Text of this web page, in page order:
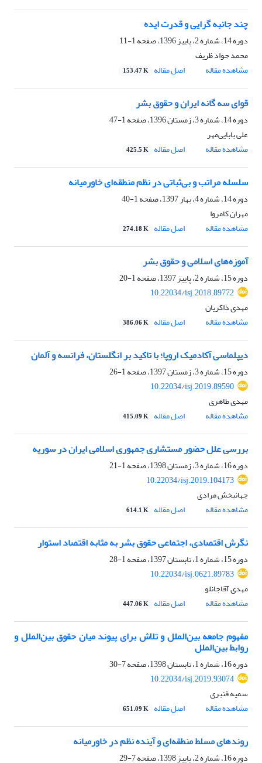
چند جانبه گرایی و قدرت ایده
دوره 14، شماره 2، پاییز 1396، صفحه
1-11
محمد جواد ظریف
مشاهده مقاله
اصل مقاله 153.47 K
قوای سه گانه ایران و حقوق بشر
دوره 14، شماره 3، زمستان 1396، صفحه
1-47
علی بابایی‌مهر‌
مشاهده مقاله
اصل مقاله 425.5 K
سلسله مراتب و بی‌ثباتی در نظم منطقه‌ای خاورمیانه
دوره 14، شماره 4، بهار 1397، صفحه
1-40
مهران کامروا
مشاهده مقاله
اصل مقاله 274.18 K
آموزه‌های اسلامی و حقوق بشر
دوره 15، شماره 2، پاییز 1397، صفحه
1-20
10.22034/isj.2018.89772
مهدی ذاکریان
مشاهده مقاله
اصل مقاله 386.06 K
دیپلماسی آکادمیک اروپا؛ با تاکید بر انگلستان، فرانسه و آلمان
دوره 15، شماره 3، زمستان 1397، صفحه
1-26
10.22034/isj.2019.89590
مهدی طاهری
مشاهده مقاله
اصل مقاله 415.09 K
بررسی علل حضور مستشاری جمهوری اسلامی ایران در سوریه
دوره 16، شماره 3، زمستان 1398، صفحه
1-21
10.22034/isj.2019.104173
جهانبخش مرادی
مشاهده مقاله
اصل مقاله 614.1 K
نگرش اقتصادی، اجتماعی حقوق بشر به مثابه اقتصاد استوار
دوره 15، شماره 1، تابستان 1397، صفحه
1-28
10.22034/isj.0621.89783
مهدی آقاجانلو
مشاهده مقاله
اصل مقاله 447.06 K
مفهوم جامعه بین‏‌الملل و تلاش برای پیوند میان حقوق بین‏‌الملل و
روابط بین‌الملل
دوره 16، شماره 1، تابستان 1398، صفحه
7-30
10.22034/isj.2019.93074
سمیه قنبری
مشاهده مقاله
اصل مقاله 651.09 K
روندهای مسلط منطقه‌ای و آینده نظم در خاورمیانه
دوره 16، شماره 2، پاییز 1398، صفحه 7-29